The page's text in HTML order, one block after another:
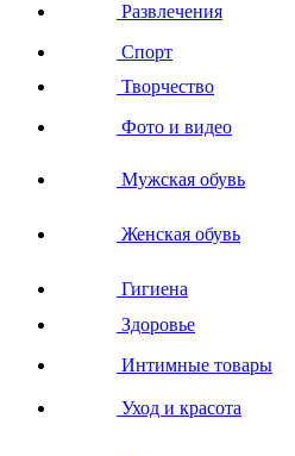
Развлечения
Спорт
Творчество
Фото и видео
Мужская обувь
Женская обувь
Гигиена
Здоровье
Интимные товары
Уход и красота